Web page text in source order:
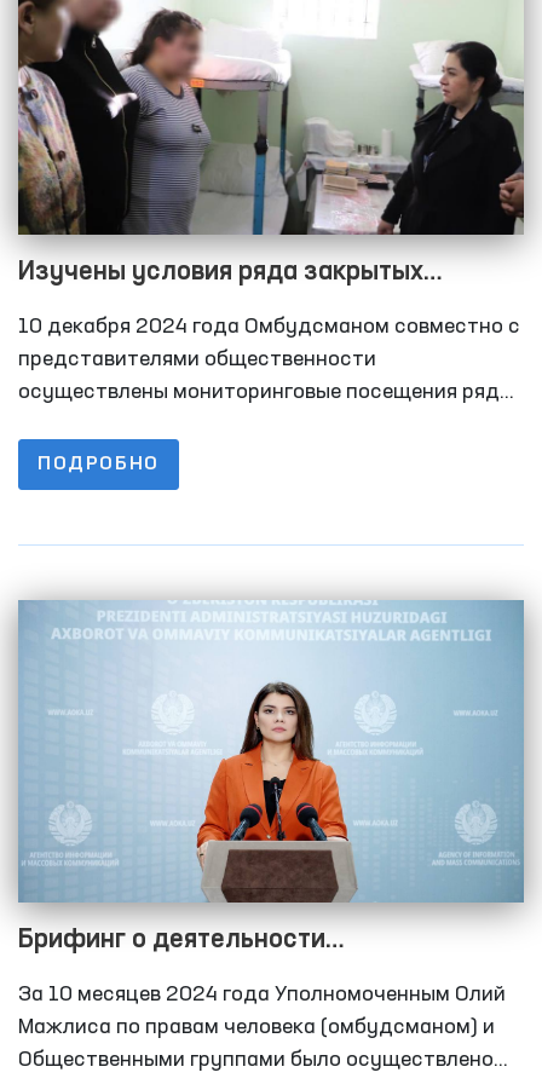
учреждениях принудительного лечения, а также
их представителей.
Изучены условия ряда закрытых
учреждений Хорезмской области
10 декабря 2024 года Омбудсманом совместно с
представителями общественности
осуществлены мониторинговые посещения ряда
содержанию лиц с ограниченной свободой
передвижения. В частности, были изучены в
отопления и другое. В рамках мониторинга
женщинами, изучены их обращения, а также
проведены беседы с близкими родственниками
обвиняемых.
ПОДРОБНО
Брифинг о деятельности
Уполномоченного Олий Мажлиса
Республики Узбекистан по правам
человека (омбудсмана) по выявлению и
За 10 месяцев 2024 года Уполномоченным Олий
Мажлиса по правам человека (омбудсманом) и
Общественными группами было осуществлено